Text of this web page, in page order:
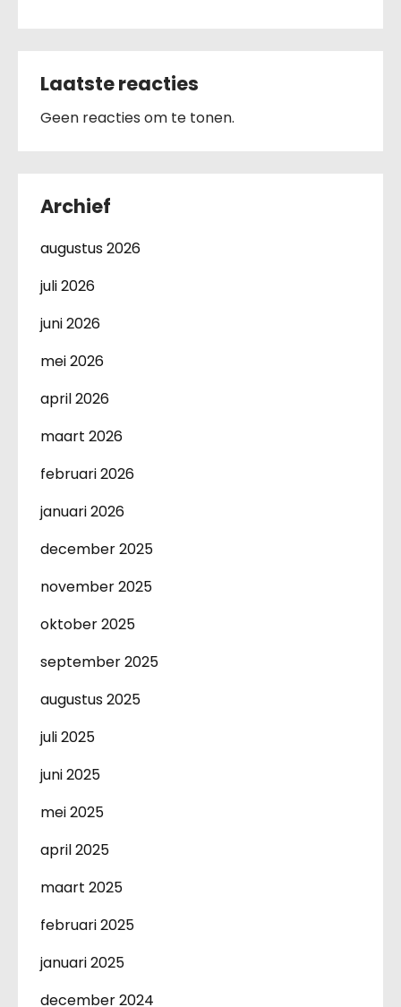
Laatste reacties
Geen reacties om te tonen.
Archief
augustus 2026
juli 2026
juni 2026
mei 2026
april 2026
maart 2026
februari 2026
januari 2026
december 2025
november 2025
oktober 2025
september 2025
augustus 2025
juli 2025
juni 2025
mei 2025
april 2025
maart 2025
februari 2025
januari 2025
december 2024